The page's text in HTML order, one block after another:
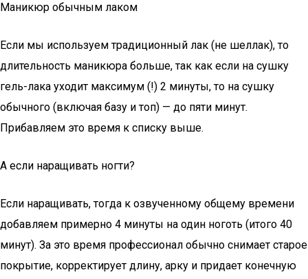
Маникюр обычным лаком
Если мы используем традиционный лак (не шеллак), то
длительность маникюра больше, так как если на сушку
гель-лака уходит максимум (!) 2 минуты, то на сушку
обычного (включая базу и топ) — до пяти минут.
Прибавляем это время к списку выше.
А если наращивать ногти?
Если наращивать, тогда к озвученному общему времени
добавляем примерно 4 минуты на один ноготь (итого 40
минут). За это время профессионал обычно снимает старое
покрытие, корректирует длину, арку и придает конечную